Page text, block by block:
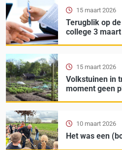
Terugblik op
college 3
15 maart 2026
Volkstuinen in
moment geen
15 maart 2026
Het was een
10 maart 2026